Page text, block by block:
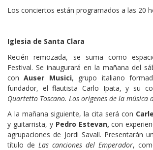
Los conciertos están programados a las 20
Iglesia de Santa Clara
Recién remozada, se suma como
Festival. Se inaugurará en la mañana del
conAuser Musici, grupo italiano
fundador, el flautista Carlo Ipata, y su
Quartetto Toscano. Los orígenes de la música
A la mañana siguiente, la cita será con
y guitarrista, y Pedro Estevan,con
agrupaciones de Jordi Savall. Presentarán
título de Las canciones del Emperador,